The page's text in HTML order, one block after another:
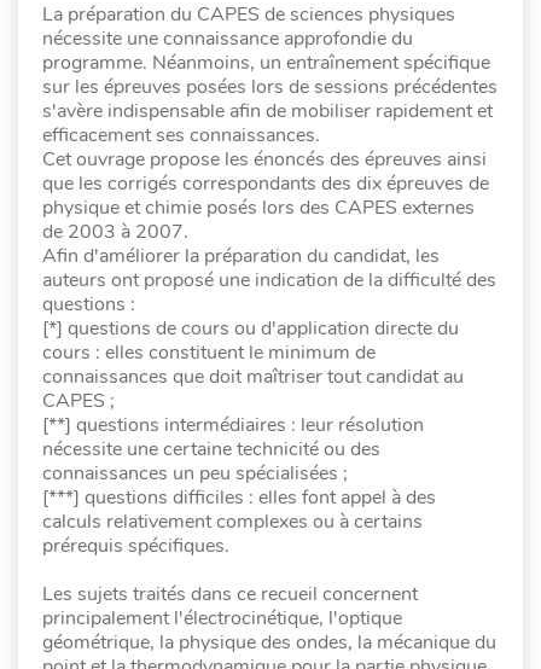
La préparation du CAPES de sciences physiques
nécessite une connaissance approfondie du
programme. Néanmoins, un entraînement spécifique
sur les épreuves posées lors de sessions précédentes
s'avère indispensable afin de mobiliser rapidement et
efficacement ses connaissances.
Cet ouvrage propose les énoncés des épreuves ainsi
que les corrigés correspondants des dix épreuves de
physique et chimie posés lors des CAPES externes
de 2003 à 2007.
Afin d'améliorer la préparation du candidat, les
auteurs ont proposé une indication de la difficulté des
questions :
[*] questions de cours ou d'application directe du
cours : elles constituent le minimum de
connaissances que doit maîtriser tout candidat au
CAPES ;
[**] questions intermédiaires : leur résolution
nécessite une certaine technicité ou des
connaissances un peu spécialisées ;
[***] questions difficiles : elles font appel à des
calculs relativement complexes ou à certains
prérequis spécifiques.
Les sujets traités dans ce recueil concernent
principalement l'électrocinétique, l'optique
géométrique, la physique des ondes, la mécanique du